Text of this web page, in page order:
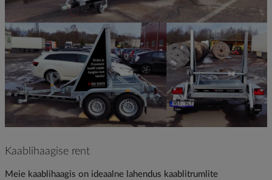
Kaablihaagise rent
Meie kaablihaagis on ideaalne lahendus kaablitrumlite